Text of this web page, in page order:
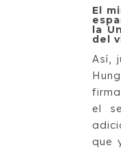
El
la
del
Así,
el
que